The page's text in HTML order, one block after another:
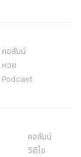
คอลัมน์
หวย
Podcast
คอลัมน์
วิดีโอ